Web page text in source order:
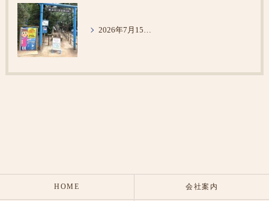
2026年7月15日 清水公園＆VS PARK
HOME 会社案内